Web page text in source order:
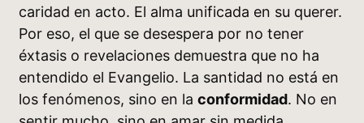
caridad en acto. El alma unificada en su querer.
Por eso, el que se desespera por no tener
éxtasis o revelaciones demuestra que no ha
entendido el Evangelio. La santidad no está en
los fenómenos, sino en laconformidad. No en